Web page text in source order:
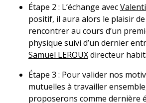
Étape 2 : L’échange avec
positif, il aura alors le plaisir
rencontrer au cours d’un
physique suivi d’un dernier
Samuel LEROUXdirecteur
Étape 3 : Pour valider nos
mutuelles à travailler
proposerons comme dernière